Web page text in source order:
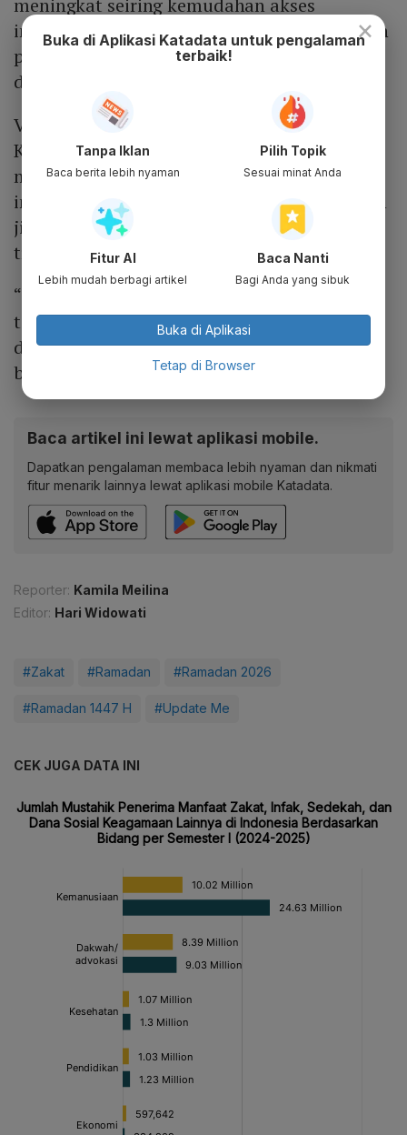
meningkat seiring kemudahan akses
informasi. Tantangannya adalah memastikan
pemahaman publik tentang ke mana dana
disalurkan dan dampak sosialnya,” ujarnya.
VP Finance and Business Development
Katadata, Ivan Triyogo Priambodo,
mengatakan zakat memiliki potensi sebagai
instrumen dampak sosial yang berkelanjutan
jika dikelola secara profesional dan
transparan.
“Zakat bukan sekadar kewajiban individual,
tetapi investasi sosial yang dampaknya bisa
dirasakan lebih luas ketika dikelola dengan
baik,” katanya.
Baca artikel ini lewat aplikasi mobile.
Dapatkan pengalaman membaca lebih nyaman dan nikmati
fitur menarik lainnya lewat aplikasi mobile Katadata.
Reporter: Kamila Meilina
Editor: Hari Widowati
#Zakat #Ramadan #Ramadan 2026
#Ramadan 1447 H #Update Me
CEK JUGA DATA INI
×
Buka di Aplikasi Katadata untuk pengalaman
terbaik!
Tanpa Iklan
Baca berita lebih nyaman
Pilih Topik
Sesuai minat Anda
Fitur AI
Lebih mudah berbagi artikel
Baca Nanti
Bagi Anda yang sibuk
Buka di Aplikasi
Tetap di Browser